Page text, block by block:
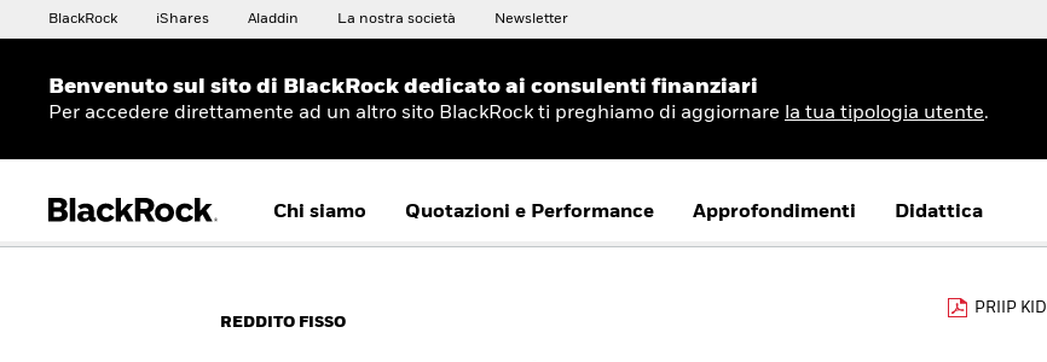
BlackRock iShares Aladdin La nostra società Newsletter
Benvenuto sul sito di BlackRock dedicato ai consulenti finanziari
Per accedere direttamente ad un altro sito BlackRock ti preghiamo di aggiornare la tua tipologia utente.
Chi siamo Quotazioni e Performance Approfondimenti Didattica
REDDITO FISSO
PRIIP KID